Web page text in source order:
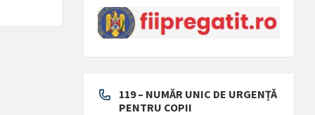
119 – NUMĂR UNIC DE URGENȚĂ
PENTRU COPII